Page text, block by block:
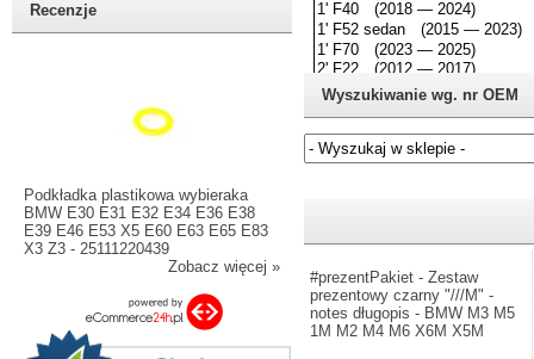
Recenzje
Podkładka plastikowa wybieraka
BMW E30 E31 E32 E34 E36 E38
E39 E46 E53 X5 E60 E63 E65 E83
X3 Z3 - 25111220439
Zobacz więcej »
Wyszukiwanie wg. nr OEM
#prezentPakiet - Zestaw
prezentowy czarny "///M" -
notes długopis - BMW M3 M5
1M M2 M4 M6 X6M X5M